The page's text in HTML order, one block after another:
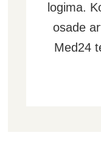
logima.
osade
Med24